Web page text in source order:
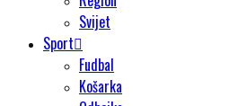
Svijet
Sport
Fudbal
Košarka